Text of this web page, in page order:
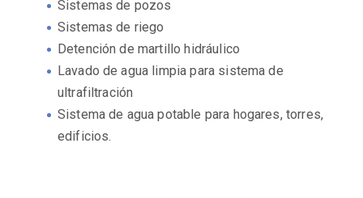
Sistemas de pozos
Sistemas de riego
Detención de martillo hidráulico
Lavado de agua limpia para sistema de
ultrafiltración
Sistema de agua potable para hogares, torres,
edificios.